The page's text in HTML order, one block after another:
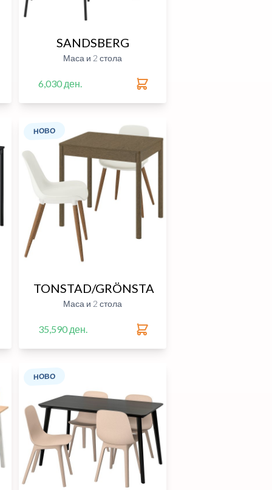
SANDSBERG
Маса и 2 стола
6,030 ден.
НОВО
TONSTAD/GRÖNSTA
Маса и 2 стола
35,590 ден.
НОВО